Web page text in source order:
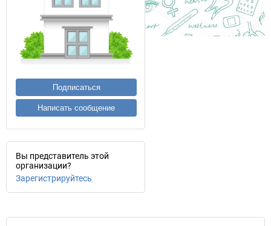
Подписаться
Написать сообщение
Вы представитель этой
организации?
Зарегистрируйтесь